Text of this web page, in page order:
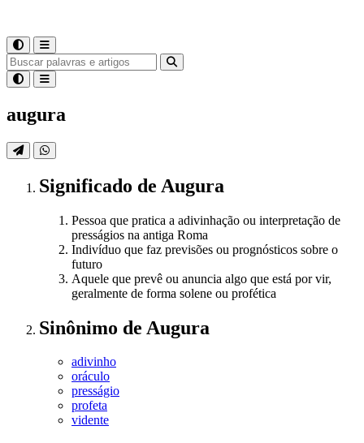
augura
Significado de Augura
Pessoa que pratica a adivinhação ou interpretação de
presságios na antiga Roma
Indivíduo que faz previsões ou prognósticos sobre o
futuro
Aquele que prevê ou anuncia algo que está por vir,
geralmente de forma solene ou profética
Sinônimo de Augura
adivinho
oráculo
presságio
profeta
vidente